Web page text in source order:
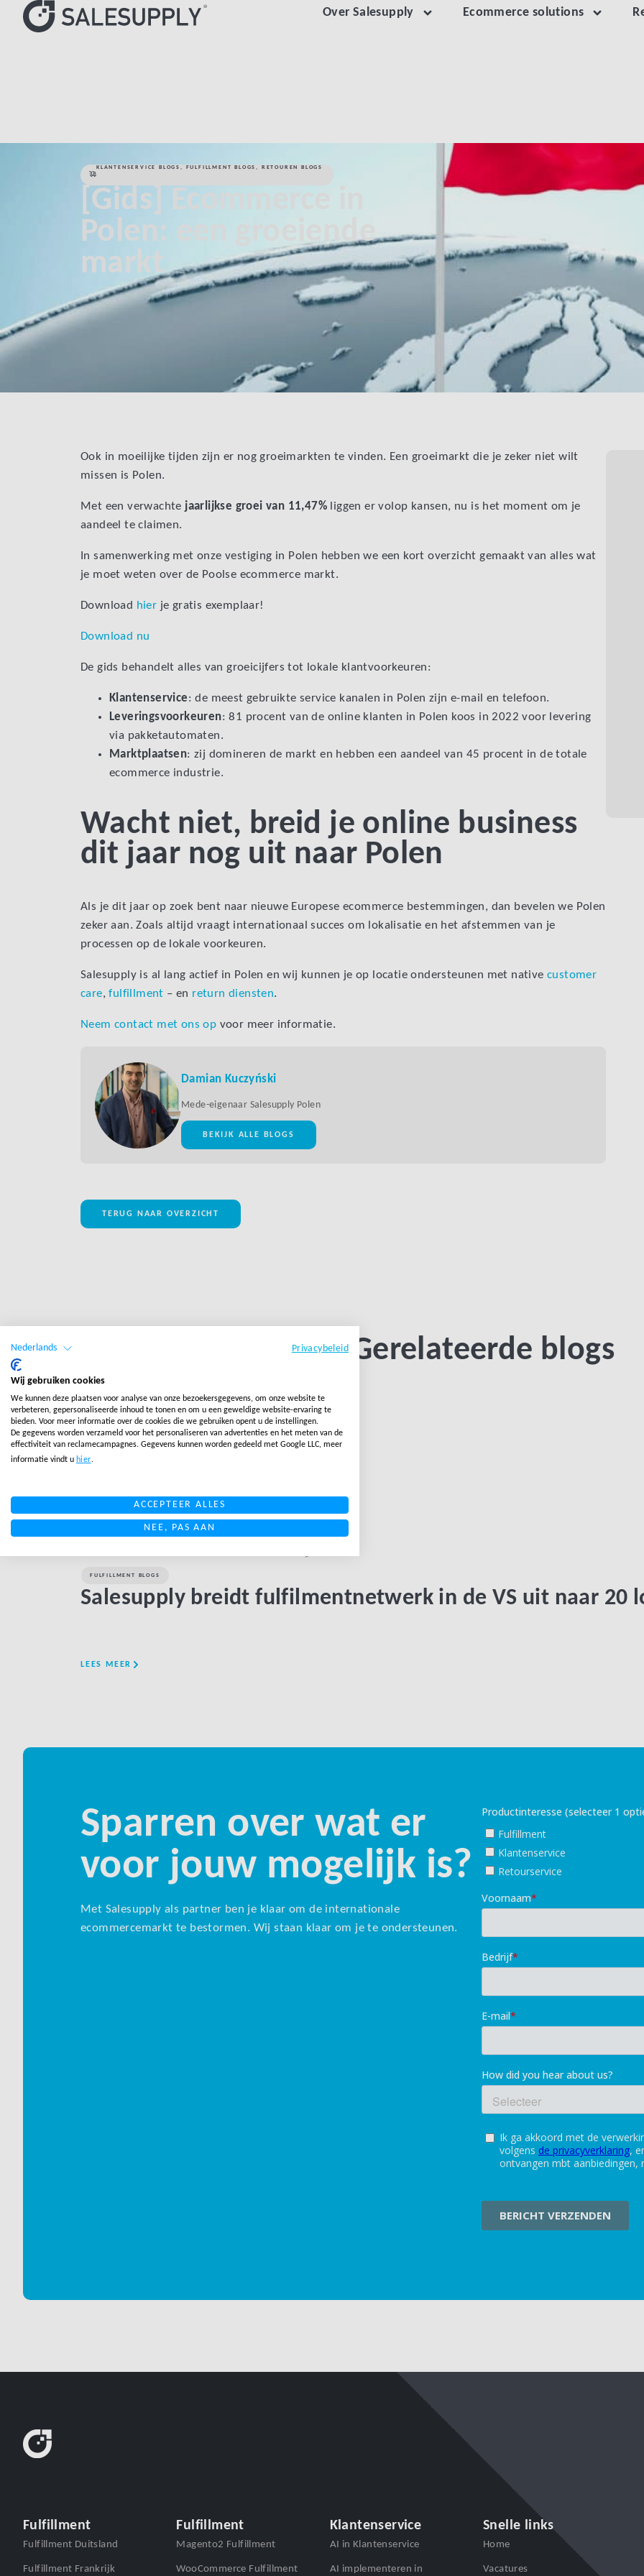
Over Salesupply Ecommerce solutions
KLANTENSERVICE BLOGS, FULFILLMENT BLOGS, RETOUREN BLOGS
[Gids] Ecommerce in
Polen: een groeiende
markt
Ook in moeilijke tijden zijn er nog groeimarkten te vinden. Een groeimarkt die je zeker niet wilt
missen is Polen.
Met een verwachte jaarlijkse groei van 11,47% liggen er volop kansen, nu is het moment om je
aandeel te claimen.
In samenwerking met onze vestiging in Polen hebben we een kort overzicht gemaakt van alles wat
je moet weten over de Poolse ecommerce markt.
Download hier je gratis exemplaar!
Download nu
De gids behandelt alles van groeicijfers tot lokale klantvoorkeuren:
Klantenservice: de meest gebruikte service kanalen in Polen zijn e-mail en telefoon.
Leveringsvoorkeuren: 81 procent van de online klanten in Polen koos in 2022 voor levering
via pakketautomaten.
Marktplaatsen: zij domineren de markt en hebben een aandeel van 45 procent in de totale
ecommerce industrie.
Wacht niet, breid je online business
dit jaar nog uit naar Polen
Als je dit jaar op zoek bent naar nieuwe Europese ecommerce bestemmingen, dan bevelen we Polen
zeker aan. Zoals altijd vraagt internationaal succes om lokalisatie en het afstemmen van je
processen op de lokale voorkeuren.
Salesupply is al lang actief in Polen en wij kunnen je op locatie ondersteunen met nativecustomer
care,fulfillment – en return diensten.
Neem contact met ons op voor meer informatie.
Damian Kuczyński
Mede-eigenaar Salesupply Polen
BEKIJK ALLE BLOGS
TERUG NAAR OVERZICHT
Gerelateerde blogs
FULFILLMENT BLOGS
Salesupply breidt fulfilmentnetwerk in de VS uit naar 20
LEES MEER
Sparren over wat er
voor jouw mogelijk is?
Met Salesupply als partner ben je klaar om de internationale
ecommercemarkt te bestormen. Wij staan klaar om je te ondersteunen.
Fulfillment
Fulfillment Duitsland
Fulfillment Frankrijk
Fulfillment
Magento2 Fulfillment
WooCommerce Fulfillment
Klantenservice
AI in Klantenservice
AI implementeren in
Snelle links
Home
Vacatures
Nederlands Privacybeleid
Wij gebruiken cookies
We kunnen deze plaatsen voor analyse van onze bezoekersgegevens, om onze website te
verbeteren, gepersonaliseerde inhoud te tonen en om u een geweldige website-ervaring te
bieden. Voor meer informatie over de cookies die we gebruiken opent u de instellingen.
De gegevens worden verzameld voor het personaliseren van advertenties en het meten van de
effectiviteit van reclamecampagnes. Gegevens kunnen worden gedeeld met Google LLC, meer
informatie vindt u hier.
ACCEPTEER ALLES
NEE, PAS AAN